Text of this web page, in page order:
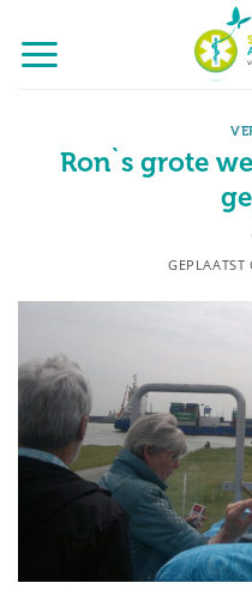
naar
inhoud
Ron`s grote
GEPLAATST